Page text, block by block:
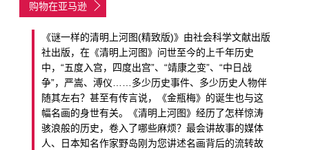
购物在亚马逊
《谜一样的清明上河图(精致版)》由社会科学文献出版
社出版，在《清明上河图》问世至今的上千年历史
中，“五度入宫，四度出宫”、“靖康之变”、“中日战
争”，严嵩、溥仪……多少历史事件、多少历史人物伴
随其左右？甚至有传言说，《金瓶梅》的诞生也与这
幅名画的身世有关。《清明上河图》经历了怎样惊涛
骇浪般的历史，卷入了哪些麻烦？最会讲故事的媒体
人、日本知名作家野岛刚为您讲述名画背后的流转故